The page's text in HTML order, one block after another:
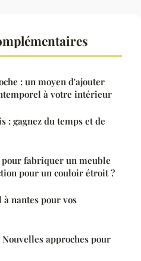
: un moyen d'ajouter
à votre intérieur
gagnez du temps et de
pour fabriquer un meuble
pour un couloir étroit ?
nantes pour vos
approches pour